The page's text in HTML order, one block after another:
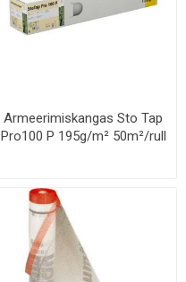
Armeerimiskangas Sto Tap
Pro100 P 195g/m² 50m²/rull